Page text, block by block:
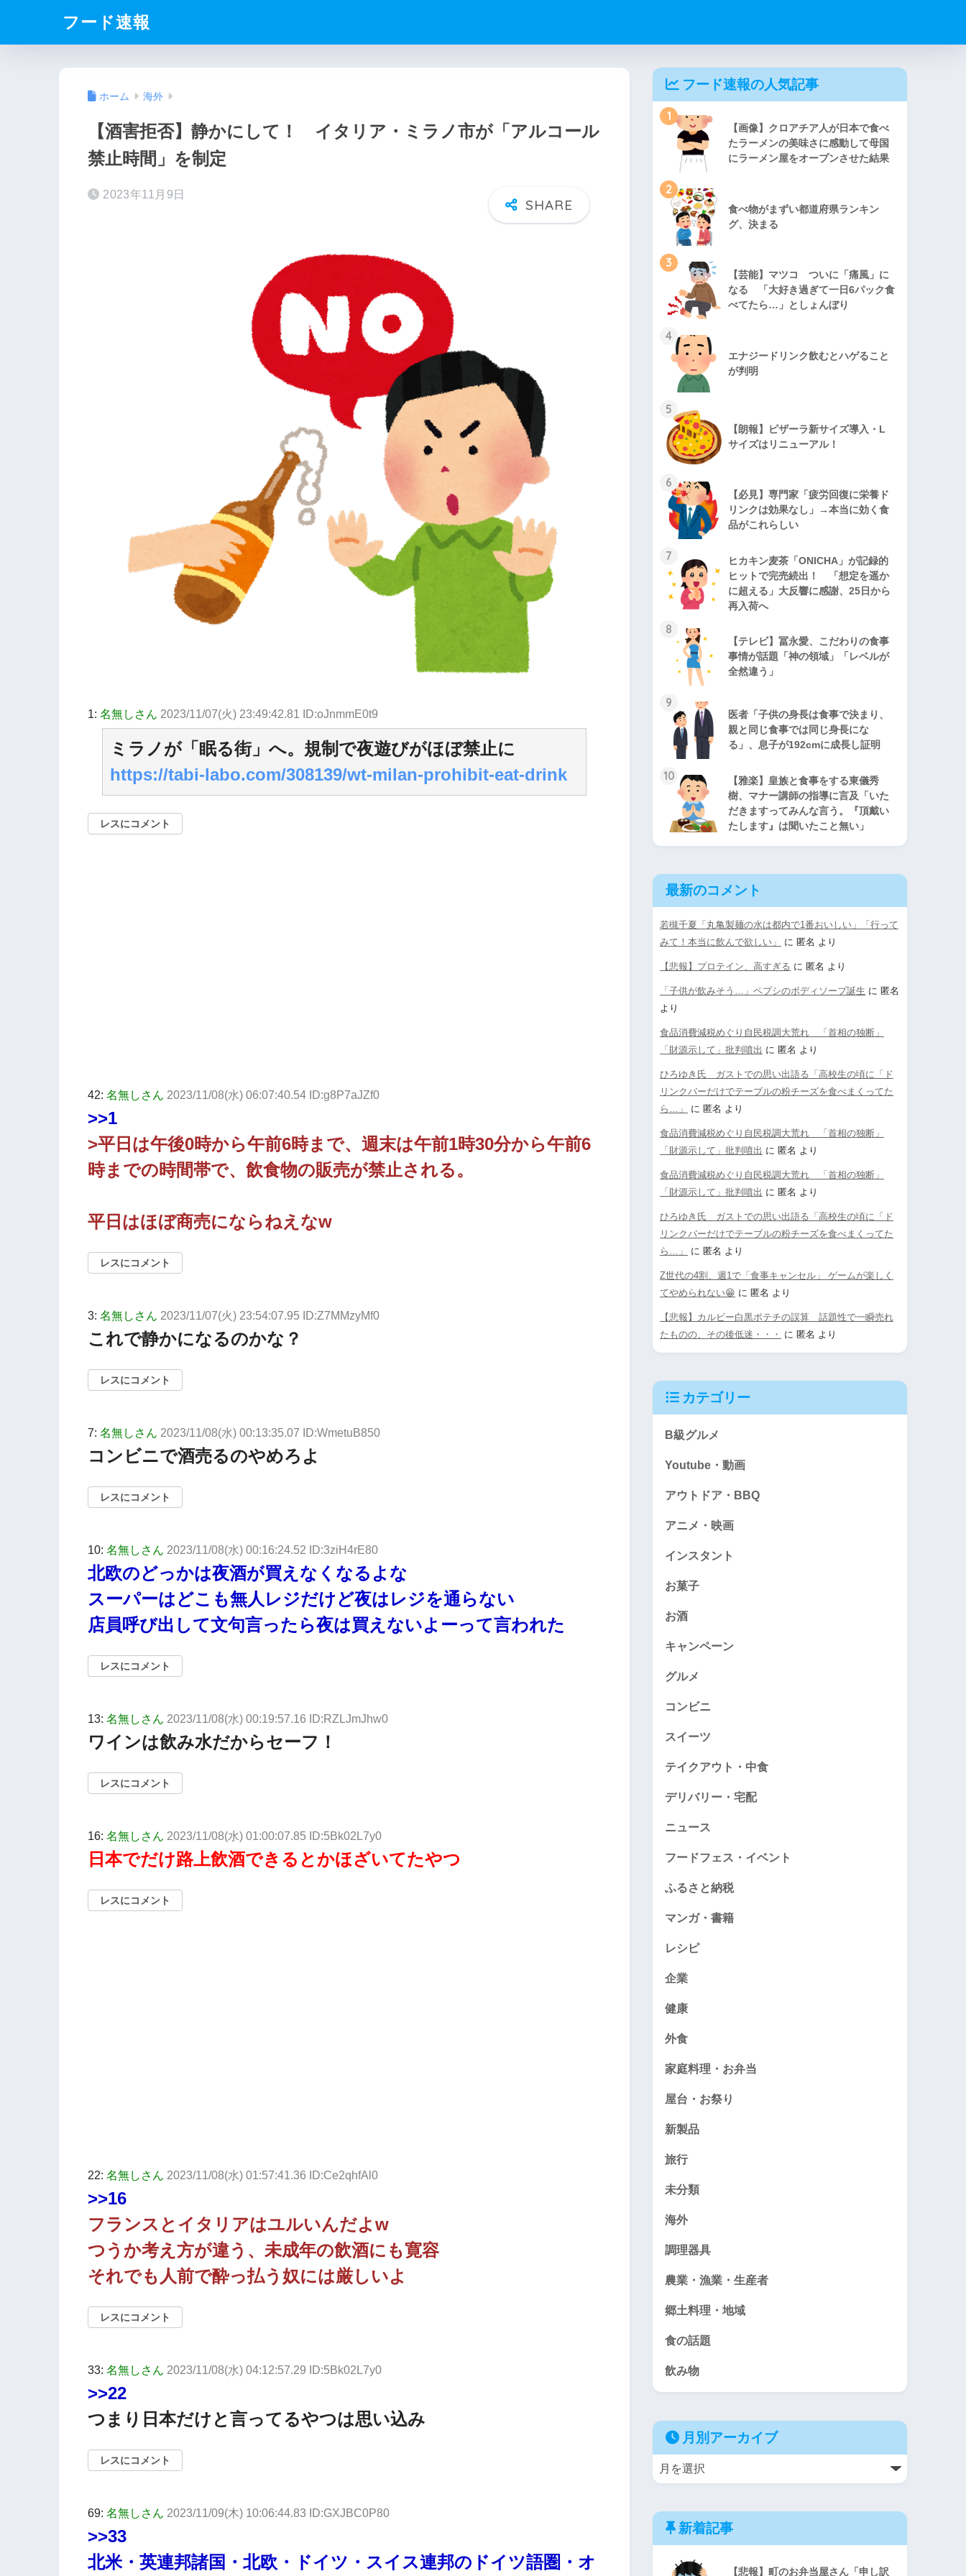
フード速報
ホーム 海外
【酒害拒否】静かにして！ イタリア・ミラノ市が「アルコール
禁止時間」を制定
2023年11月9日
1: 名無しさん 2023/11/07(火) 23:49:42.81 ID:oJnmmE0t9
ミラノが「眠る街」へ。規制で夜遊びがほぼ禁止に
https://tabi-labo.com/308139/wt-milan-prohibit-eat-drink
レスにコメント
42: 名無しさん 2023/11/08(水) 06:07:40.54 ID:g8P7aJZf0
>>1
>平日は午後0時から午前6時まで、週末は午前1時30分から午前6
時までの時間帯で、飲食物の販売が禁止される。
平日はほぼ商売にならねえなw
レスにコメント
3: 名無しさん 2023/11/07(火) 23:54:07.95 ID:Z7MMzyMf0
これで静かになるのかな？
レスにコメント
7: 名無しさん 2023/11/08(水) 00:13:35.07 ID:WmetuB850
コンビニで酒売るのやめろよ
レスにコメント
10: 名無しさん 2023/11/08(水) 00:16:24.52 ID:3ziH4rE80
北欧のどっかは夜酒が買えなくなるよな
スーパーはどこも無人レジだけど夜はレジを通らない
店員呼び出して文句言ったら夜は買えないよーって言われた
レスにコメント
13: 名無しさん 2023/11/08(水) 00:19:57.16 ID:RZLJmJhw0
ワインは飲み水だからセーフ！
レスにコメント
16: 名無しさん 2023/11/08(水) 01:00:07.85 ID:5Bk02L7y0
日本でだけ路上飲酒できるとかほざいてたやつ
レスにコメント
22: 名無しさん 2023/11/08(水) 01:57:41.36 ID:Ce2qhfAl0
>>16
フランスとイタリアはユルいんだよw
つうか考え方が違う、未成年の飲酒にも寛容
それでも人前で酔っ払う奴には厳しいよ
レスにコメント
33: 名無しさん 2023/11/08(水) 04:12:57.29 ID:5Bk02L7y0
>>22
つまり日本だけと言ってるやつは思い込み
レスにコメント
69: 名無しさん 2023/11/09(木) 10:06:44.83 ID:GXJBC0P80
>>33
北米・英連邦諸国・北欧・ドイツ・スイス連邦のドイツ語圏・オ
フード速報の人気記事
1
【画像】クロアチア人が日本で食べ
たラーメンの美味さに感動して母国
にラーメン屋をオープンさせた結果
2
食べ物がまずい都道府県ランキン
グ、決まる
3
【芸能】マツコ ついに「痛風」に
なる 「大好き過ぎて一日6パック食
べてたら…」としょんぼり
4
エナジードリンク飲むとハゲること
が判明
5
【朗報】ピザーラ新サイズ導入・L
サイズはリニューアル！
6
【必見】専門家「疲労回復に栄養ド
リンクは効果なし」→本当に効く食
品がこれらしい
7
ヒカキン麦茶「ONICHA」が記録的
ヒットで完売続出！ 「想定を遥か
に超える」大反響に感謝、25日から
再入荷へ
8
【テレビ】冨永愛、こだわりの食事
事情が話題「神の領域」「レベルが
全然違う」
9
医者「子供の身長は食事で決まり、
親と同じ食事では同じ身長にな
る」、息子が192cmに成長し証明
10
【雅楽】皇族と食事をする東儀秀
樹、マナー講師の指導に言及「いた
だきますってみんな言う。『頂戴い
たします』は聞いたこと無い」
最新のコメント
若槻千夏「丸亀製麺の水は都内で1番おいしい」「行って
みて！本当に飲んで欲しい」
に 匿名 より
【悲報】プロテイン、高すぎる に 匿名 より
「子供が飲みそう…」ペプシのボディソープ誕生 に 匿名
より
食品消費減税めぐり自民税調大荒れ 「首相の独断」
「財源示して」批判噴出 に 匿名 より
ひろゆき氏 ガストでの思い出語る「高校生の頃に「ド
リンクバーだけでテーブルの粉チーズを食べまくってた
ら…」
に 匿名 より
食品消費減税めぐり自民税調大荒れ 「首相の独断」
「財源示して」批判噴出 に 匿名 より
食品消費減税めぐり自民税調大荒れ 「首相の独断」
「財源示して」批判噴出 に 匿名 より
ひろゆき氏 ガストでの思い出語る「高校生の頃に「ド
リンクバーだけでテーブルの粉チーズを食べまくってた
ら…」
に 匿名 より
Z世代の4割、週1で「食事キャンセル」 ゲームが楽しく
てやめられない😁 に 匿名 より
【悲報】カルビー白黒ポテチの誤算 話題性で一瞬売れ
たものの、その後低迷・・・
に 匿名 より
カテゴリー
B級グルメ
Youtube・動画
アウトドア・BBQ
アニメ・映画
インスタント
お菓子
お酒
キャンペーン
グルメ
コンビニ
スイーツ
テイクアウト・中食
デリバリー・宅配
ニュース
フードフェス・イベント
ふるさと納税
マンガ・書籍
レシピ
企業
健康
外食
家庭料理・お弁当
屋台・お祭り
新製品
旅行
未分類
海外
調理器具
農業・漁業・生産者
郷土料理・地域
食の話題
飲み物
月別アーカイブ
新着記事
【悲報】町のお弁当屋さん「申し訳